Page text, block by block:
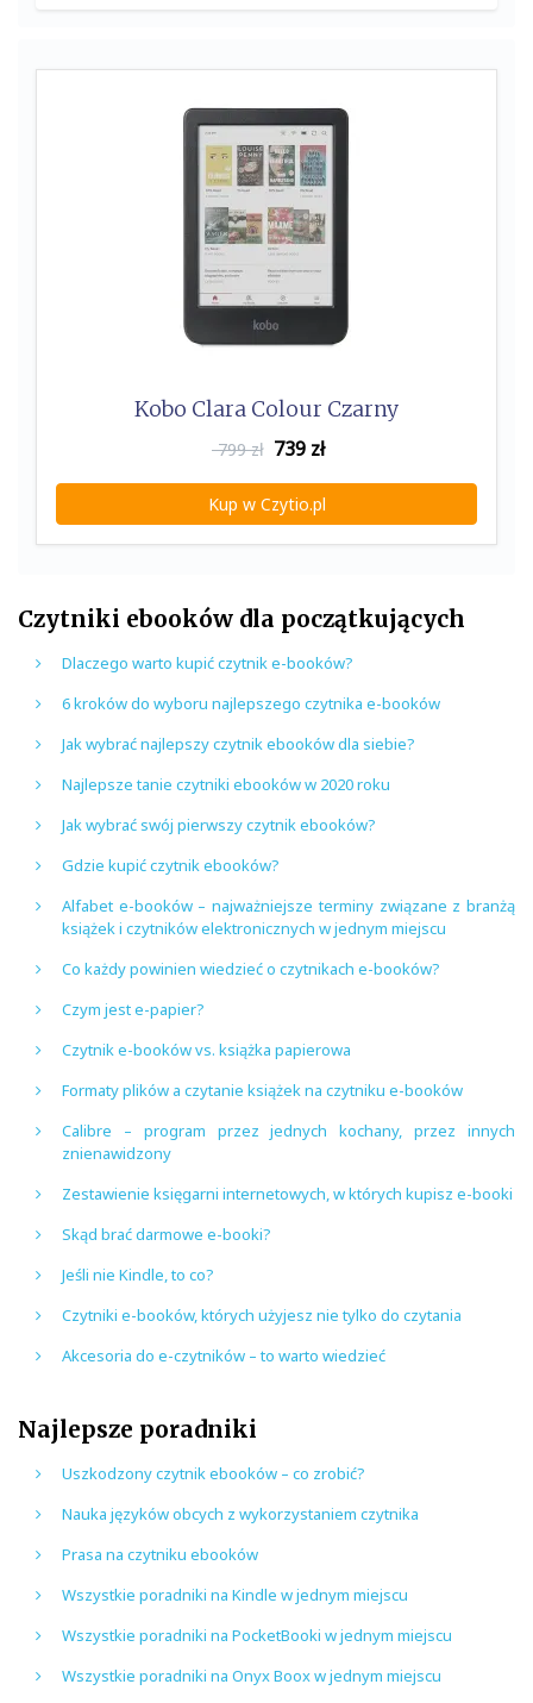
k
Kobo Clara Colour Czarny
799 zł 739 zł
Kup w Czytio.pl
Czytniki ebooków dla początkujących
Dlaczego warto kupić czytnik e-booków?
6 kroków do wyboru najlepszego czytnika e-booków
Jak wybrać najlepszy czytnik ebooków dla siebie?
Najlepsze tanie czytniki ebooków w 2020 roku
Jak wybrać swój pierwszy czytnik ebooków?
Gdzie kupić czytnik ebooków?
Alfabet e-booków – najważniejsze terminy związane z branżą
książek i czytników elektronicznych w jednym miejscu
Co każdy powinien wiedzieć o czytnikach e-booków?
Czym jest e-papier?
Czytnik e-booków vs. książka papierowa
Formaty plików a czytanie książek na czytniku e-booków
Calibre – program przez jednych kochany, przez innych
znienawidzony
Zestawienie księgarni internetowych, w których kupisz e-booki
Skąd brać darmowe e-booki?
Jeśli nie Kindle, to co?
Czytniki e-booków, których użyjesz nie tylko do czytania
Akcesoria do e-czytników – to warto wiedzieć
Najlepsze poradniki
Uszkodzony czytnik ebooków – co zrobić?
Nauka języków obcych z wykorzystaniem czytnika
Prasa na czytniku ebooków
Wszystkie poradniki na Kindle w jednym miejscu
Wszystkie poradniki na PocketBooki w jednym miejscu
Wszystkie poradniki na Onyx Boox w jednym miejscu